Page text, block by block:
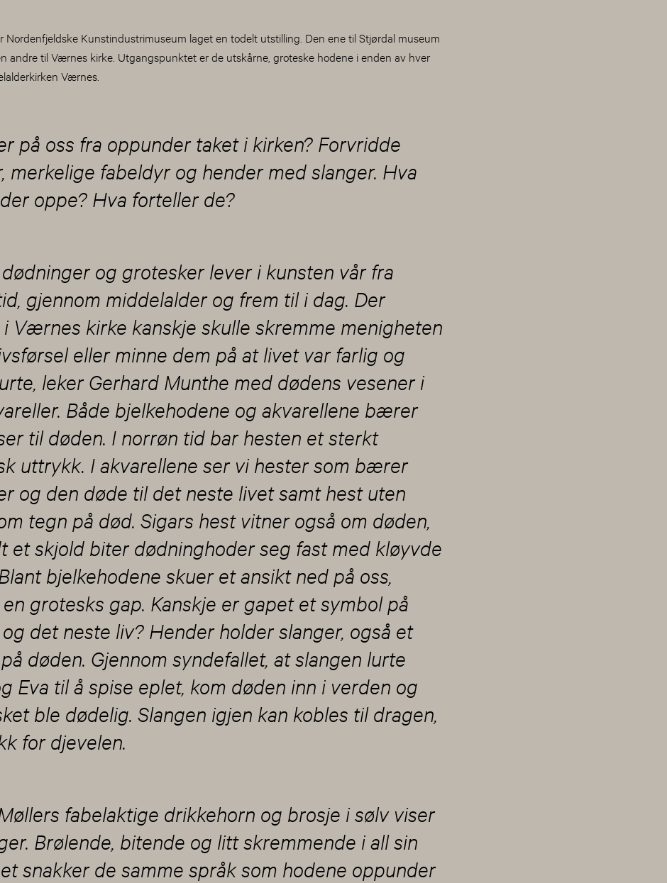
Nordenfjeldske Kunstindustrimuseum laget en todelt utstilling. Den ene til Stjørdal museum
andre til Værnes kirke. Utgangspunktet er de utskårne, groteske hodene i enden av hver
Værnes.
på oss fra oppunder taket i kirken? Forvridde
merkelige fabeldyr og hender med slanger. Hva
oppe? Hva forteller de?
og grotesker lever i kunsten vår fra
gjennom middelalder og frem til i dag. Der
Værnes kirke kanskje skulle skremme menigheten
eller minne dem på at livet var farlig og
leker Gerhard Munthe med dødens vesener i
Både bjelkehodene og akvarellene bærer
til døden. I norrøn tid bar hesten et sterkt
uttrykk. I akvarellene ser vi hester som bærer
og den døde til det neste livet samt hest uten
tegn på død. Sigars hest vitner også om døden,
et skjold biter dødninghoder seg fast med kløyvde
bjelkehodene skuer et ansikt ned på oss,
grotesks gap. Kanskje er gapet et symbol på
det neste liv? Hender holder slanger, også et
døden. Gjennom syndefallet, at slangen lurte
Eva til å spise eplet, kom døden inn i verden og
ble dødelig. Slangen igjen kan kobles til dragen,
for djevelen.
fabelaktige drikkehorn og brosje i sølv viser
Brølende, bitende og litt skremmende i all sin
snakker de samme språk som hodene oppunder